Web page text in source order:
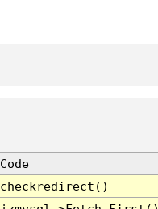
Code
checkredirect()